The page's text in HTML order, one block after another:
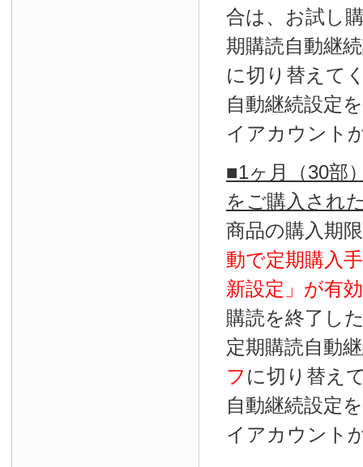
合は、お試し
期購読自動継
に切り替えて
自動継続設定
イアカウント
■1ヶ月（30部
をご購入され
商品の購入期
動で定期購入
新設定」が有効
購読を終了し
定期購読自動
フ に切り替え
自動継続設定
イアカウント